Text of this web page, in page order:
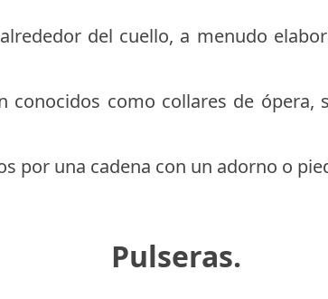
del cuello, a menudo
conocidos como collares de ópera,
por una cadena con un adorno o
Pulseras.